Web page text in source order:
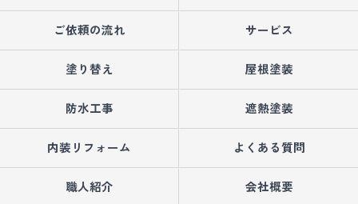
ご依頼の流れ サービス
塗り替え 屋根塗装
防水工事 遮熱塗装
内装リフォーム よくある質問
職人紹介 会社概要